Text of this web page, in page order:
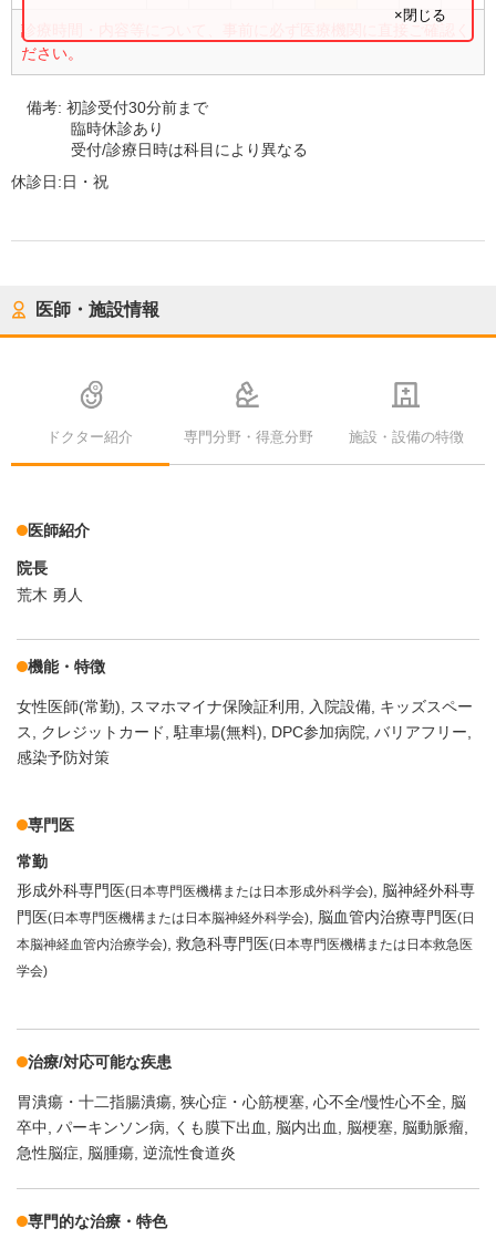
診療時間・内容等について、事前に必ず医療機関に直接ご確認く
ださい。
×閉じる
備考:初診受付30分前まで
臨時休診あり
受付/診療日時は科目により異なる
休診日:日・祝
医師・施設情報
ドクター紹介 専門分野・得意分野 施設・設備の特徴
医師紹介
院長
荒木 勇人
機能・特徴
女性医師(常勤) スマホマイナ保険証利用 入院設備 キッズスペー
ス
クレジットカード 駐車場(無料) DPC参加病院 バリアフリー
感染予防対策
専門医
常勤
形成外科専門医(日本専門医機構または日本形成外科学会)
脳神経外科専
門医(日本専門医機構または日本脳神経外科学会) 脳血管内治療専門医(日
本脳神経血管内治療学会) 救急科専門医(日本専門医機構または日本救急医
学会)
治療/対応可能な疾患
胃潰瘍・十二指腸潰瘍 狭心症・心筋梗塞 心不全/慢性心不全
脳
卒中
パーキンソン病 くも膜下出血 脳内出血 脳梗塞
脳動脈瘤
急性脳症
脳腫瘍 逆流性食道炎
専門的な治療・特色